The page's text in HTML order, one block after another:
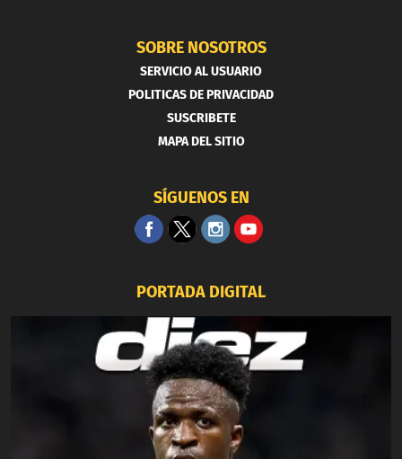
SOBRE NOSOTROS
SERVICIO AL USUARIO
POLITICAS DE PRIVACIDAD
SUSCRIBETE
MAPA DEL SITIO
SÍGUENOS EN
PORTADA DIGITAL